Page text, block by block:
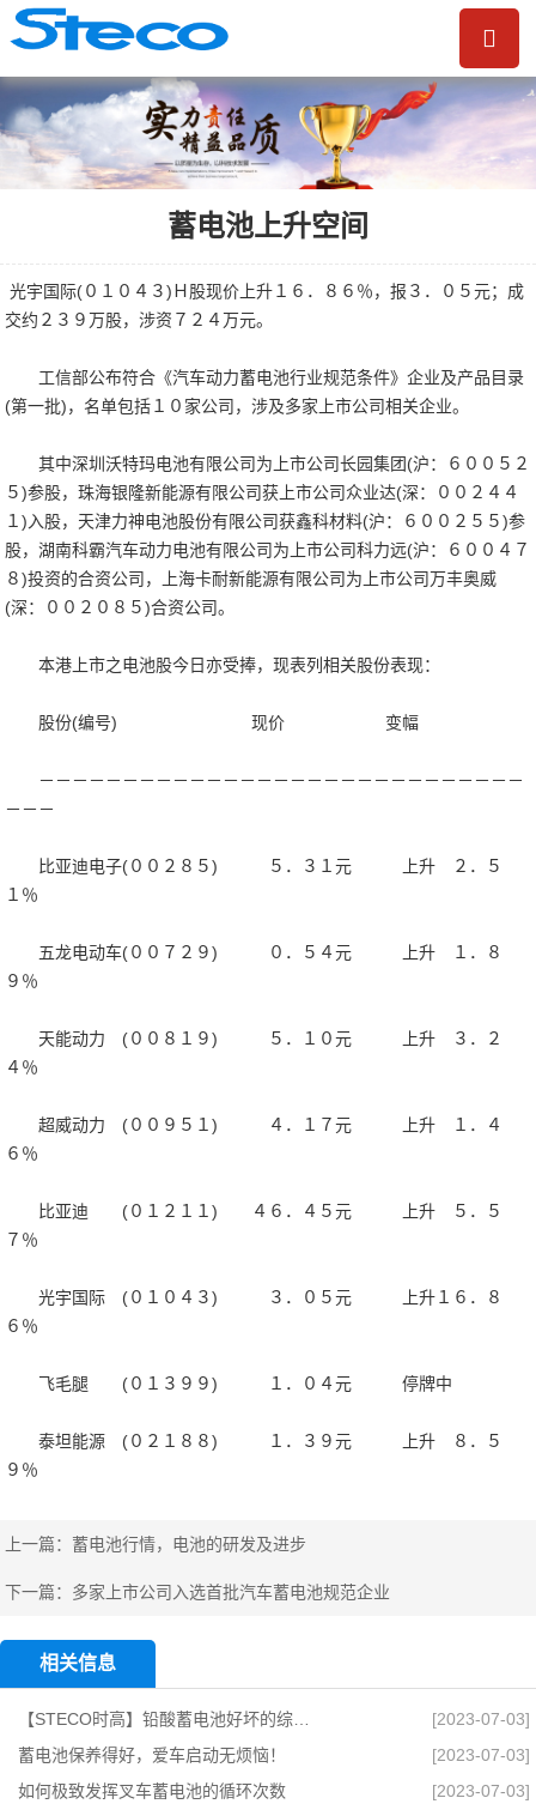
蓄电池上升空间
光宇国际(０１０４３)Ｈ股现价上升１６．８６％，报３．０５元；成
交约２３９万股，涉资７２４万元。
工信部公布符合《汽车动力蓄电池行业规范条件》企业及产品目录
(第一批)，名单包括１０家公司，涉及多家上市公司相关企业。
其中深圳沃特玛电池有限公司为上市公司长园集团(沪：６００５２
５)参股，珠海银隆新能源有限公司获上市公司众业达(深：００２４４
１)入股，天津力神电池股份有限公司获鑫科材料(沪：６００２５５)参
股，湖南科霸汽车动力电池有限公司为上市公司科力远(沪：６００４７
８)投资的合资公司，上海卡耐新能源有限公司为上市公司万丰奥威
(深：００２０８５)合资公司。
本港上市之电池股今日亦受捧，现表列相关股份表现：
股份(编号) 现价 变幅
－－－－－－－－－－－－－－－－－－－－－－－－－－－－－
－－－
比亚迪电子(００２８５) ５．３１元 上升 ２．５
１％
五龙电动车(００７２９) ０．５４元 上升 １．８
９％
天能动力 (００８１９) ５．１０元 上升 ３．２
４％
超威动力 (００９５１) ４．１７元 上升 １．４
６％
比亚迪 (０１２１１) ４６．４５元 上升 ５．５
７％
光宇国际 (０１０４３) ３．０５元 上升１６．８
６％
飞毛腿 (０１３９９) １．０４元 停牌中
泰坦能源 (０２１８８) １．３９元 上升 ８．５
９％
上一篇： 蓄电池行情，电池的研发及进步
下一篇： 多家上市公司入选首批汽车蓄电池规范企业
相关信息
[2023-07-03]
蓄电池保养得好，爱车启动无烦恼！
[2023-07-03]
如何极致发挥叉车蓄电池的循环次数
[2023-07-03]